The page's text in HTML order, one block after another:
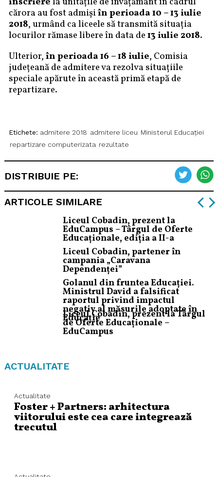
cărora au fost admișiîn perioada 10 – 13 iulie
2018, urmând ca liceele să transmită situația
locurilor rămase libere în data de13 iulie 2018.
Ulterior,în perioada 16 – 18 iulie, Comisia
județeană de admitere va rezolva situațiile
speciale apărute în această primă etapă de
repartizare.
Etichete: admitere 2018 admitere liceu Ministerul Educației
repartizare computerizata rezultate
DISTRIBUIE PE:
ARTICOLE SIMILARE
Liceul Cobadin, prezent la
EduCampus – Târgul de Oferte
Educaționale, ediția a II-a
Liceul Cobadin, partener în
campania „Caravana
Dependenței”
Golanul din fruntea Educației.
Ministrul David a falsificat
raportul privind impactul
negativ al măsurile adoptate în
Educație
Liceul Cobadin, prezent la Târgul
de Oferte Educaționale –
EduCampus
ACTUALITATE
Actualitate
Foster + Partners: arhitectura
viitorului este cea care integrează
trecutul